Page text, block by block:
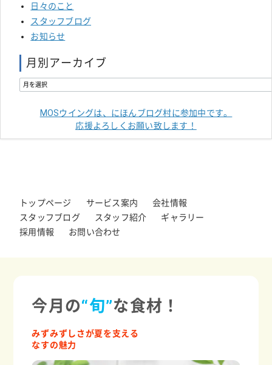
日々のこと
スタッフブログ
お知らせ
月別アーカイブ
MOSウイングは、にほんブログ村に参加中です。
応援よろしくお願い致します！
トップページ サービス案内
会社情報
スタッフブログ
スタッフ紹介
ギャラリー
採用情報
お問い合わせ
今月の“旬”な食材！
みずみずしさが夏を支える
なすの魅力